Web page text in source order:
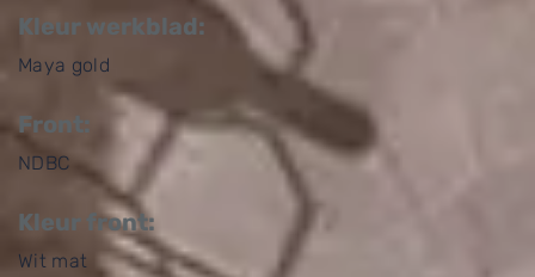
Kleur werkblad:
Maya gold
Front:
NDBC
Kleur front:
Wit mat